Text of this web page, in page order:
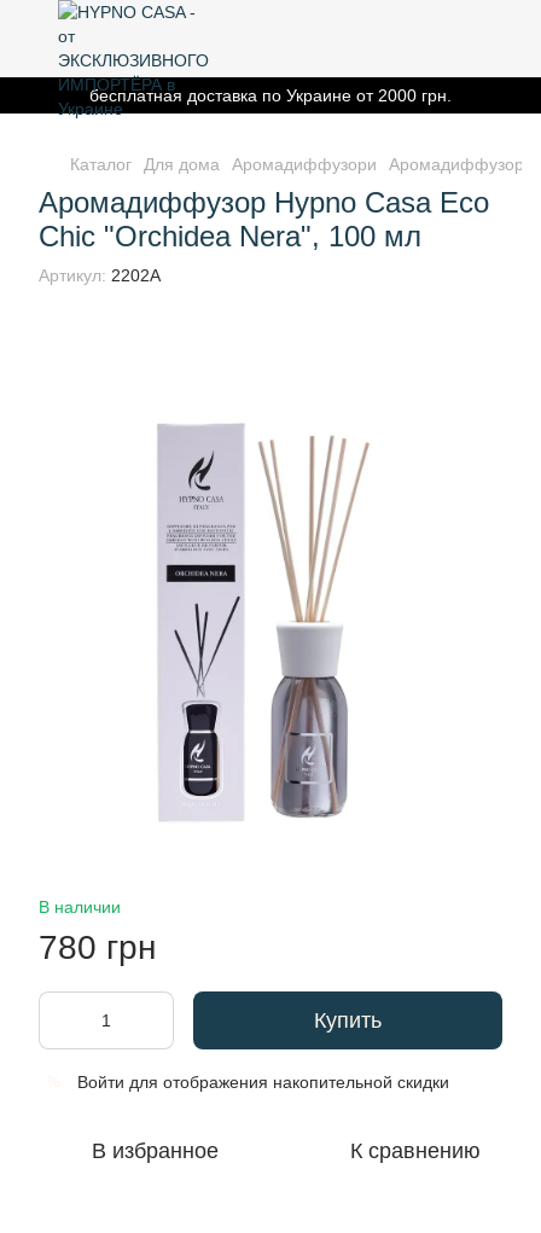
бесплатная доставка по Украине от 2000 грн.
Каталог Для дома Аромадиффузори Аромадиффузор
Аромадиффузор Hypno Casa Eco
Chic "Orchidea Nera", 100 мл
Артикул: 2202A
В наличии
780 грн
Купить
Войти для отображения накопительной скидки
В избранное К сравнению